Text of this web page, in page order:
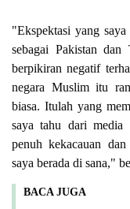
"Ekspektasi yang
sebagai Pakistan
berpikiran negatif
negara Muslim itu
biasa. Itulah yang
saya tahu dari media
penuh kekacauan
saya berada di sana,"
BACA JUGA